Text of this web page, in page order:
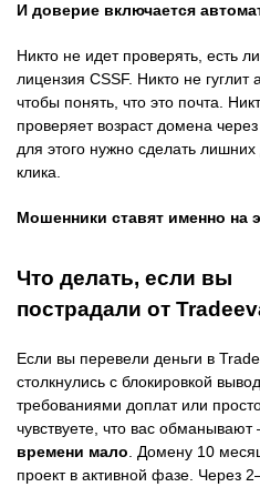
И доверие включается
Никто не идет проверять, есть ли
лицензия CSSF. Никто не гуглит
чтобы понять, что это почта.
проверяет возраст домена
для этого нужно сделать лишних
клика.
Мошенники ставят именно на
Что делать, если вы
пострадали от
Если вы перевели деньги в
столкнулись с блокировкой
требованиями доплат или
чувствуете, что вас
времени мало . Домену 10
проект в активной фазе. Через